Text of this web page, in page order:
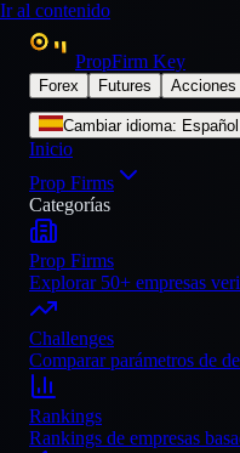
Ir al contenido
PropFirm Key
Forex Futures Acciones
Cambiar idioma: Español
Inicio
Prop Firms
Categorías
Prop Firms
Explorar 50+ empresas
Challenges
Comparar parámetros de
Rankings
Rankings de empresas